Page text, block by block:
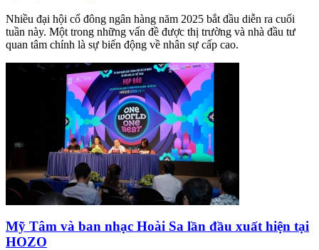
Nhiều đại hội cổ đông ngân hàng năm 2025 bắt đầu diễn ra cuối
tuần này. Một trong những vấn đề được thị trường và nhà đầu tư
quan tâm chính là sự biến động về nhân sự cấp cao.
Mỹ Tâm và ban nhạc Hoài Sa lần đầu xuất hiện tại
HOZO